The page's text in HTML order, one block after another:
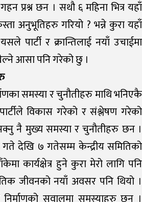
प्रश्न छन । सथौ ६ महिना भित्र यहाँ
अनुभूतिहरु गरियो ? भन्ने कुरा यहाँ
पार्टी र क्रान्तिलाई नयाँ उचाईमा
आसा पनि गरेको छु ।
समस्या र चुनौतीहरु माथि भनिएकै
विकास गरेको र संश्लेषण गरेको
नै मुख्य समस्या र चुनौतीहरु छन ।
देखि ७ गतेसम्म केन्द्रीय समितिको
कार्यक्षेत्र हुने कुरा मेरो लागि पनि
जीवनको नयाँ अवसर पनि थियो ।